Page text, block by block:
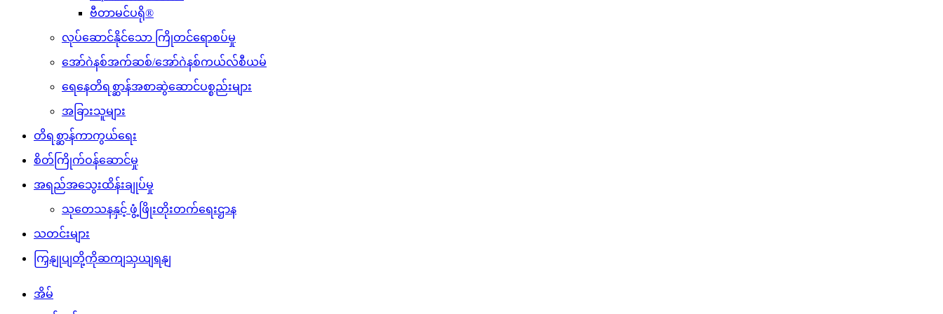
ဗီတာမင်ပရို®
လုပ်ဆောင်နိုင်သော ကြိုတင်ရောစပ်မှု
အော်ဂဲနစ်အက်ဆစ်/အော်ဂဲနစ်ကယ်လ်စီယမ်
ရေနေတိရစ္ဆာန်အစာဆွဲဆောင်ပစ္စည်းများ
အခြားသူများ
တိရစ္ဆာန်ကာကွယ်ရေး
စိတ်ကြိုက်ဝန်ဆောင်မှု
အရည်အသွေးထိန်းချုပ်မှု
သုတေသနနှင့် ဖွံ့ဖြိုးတိုးတက်ရေးဌာန
သတင်းများ
ကြှနျုပျတို့ကိုဆကျသှယျရနျ
အိမ်